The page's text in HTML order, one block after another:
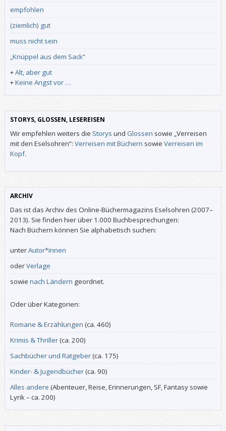
empfohlen
(ziemlich) gut
muss nicht sein
„Knüppel aus dem Sack“
+Alt, aber gut
+Keine Angst vor …
STORYS, GLOSSEN, LESEREISEN
Wir empfehlen weiters die Storys und Glossen sowie „Verreisen
mit den Eselsohren“: Verreisen mit Büchern sowie Verreisen im
Kopf.
ARCHIV
Das ist das Archiv des Online-Büchermagazins Eselsohren (2007–
2013). Sie finden hier über 1.000 Buchbesprechungen:
Nach Büchern können Sie alphabetisch suchen:
unterAutor*innen
oderVerlage
sowie nach Ländern geordnet.
Oder über Kategorien:
Romane & Erzählungen (ca. 460)
Krimis & Thriller(ca. 200)
Sachbücher und Ratgeber(ca. 175)
Kinder- & Jugendbücher(ca. 90)
Alles andere (Abenteuer, Reise, Erinnerungen, SF, Fantasy sowie
Lyrik – ca. 200)